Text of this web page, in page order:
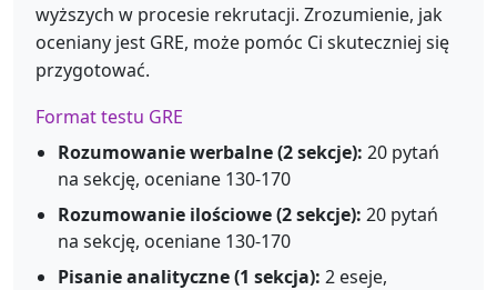
wyższych w procesie rekrutacji. Zrozumienie, jak
oceniany jest GRE, może pomóc Ci skuteczniej się
przygotować.
Format testu GRE
Rozumowanie werbalne (2 sekcje): 20 pytań
na sekcję, oceniane 130-170
Rozumowanie ilościowe (2 sekcje): 20 pytań
na sekcję, oceniane 130-170
Pisanie analityczne (1 sekcja): 2 eseje,